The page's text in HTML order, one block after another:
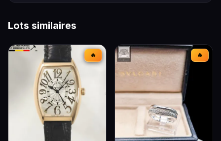
Lots similaires
🔥 🔥